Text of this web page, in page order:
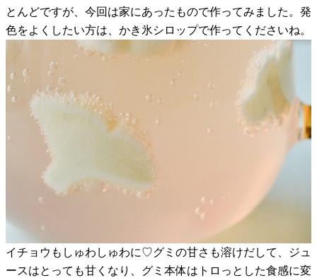
とんどですが、今回は家にあったもので作ってみました。発
色をよくしたい方は、かき氷シロップで作ってくださいね。
イチョウもしゅわしゅわに♡グミの甘さも溶けだして、ジュ
ースはとっても甘くなり、グミ本体はトロっとした食感に変